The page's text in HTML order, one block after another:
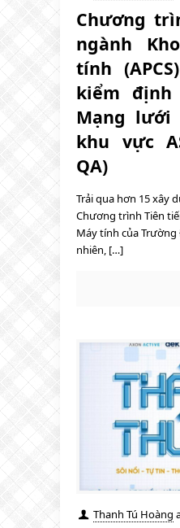
Chương
ngành
tính
kiểm
Mạng lưới
khu vực
QA)
Trải qua hơn 15 xây
Chương trình Tiên
Máy tính của Trường
nhiên, […]
Thanh Tú Hoàng